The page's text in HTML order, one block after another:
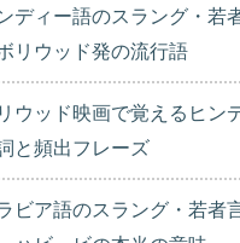
ディー語のスラング・若
リウッド発の流行語
ウッド映画で覚えるヒン
と頻出フレーズ
ビア語のスラング・若者